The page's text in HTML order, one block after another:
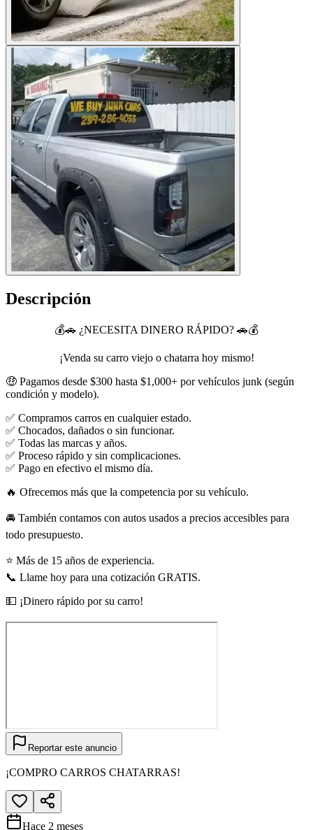
Descripción
💰🚗 ¿NECESITA DINERO RÁPIDO? 🚗💰
¡Venda su carro viejo o chatarra hoy mismo!
🤑 Pagamos desde $300 hasta $1,000+ por vehículos junk (según
condición y modelo).
✅ Compramos carros en cualquier estado.
✅ Chocados, dañados o sin funcionar.
✅ Todas las marcas y años.
✅ Proceso rápido y sin complicaciones.
✅ Pago en efectivo el mismo día.
🔥 Ofrecemos más que la competencia por su vehículo.
🚘 También contamos con autos usados a precios accesibles para
todo presupuesto.
⭐ Más de 15 años de experiencia.
📞 Llame hoy para una cotización GRATIS.
💵 ¡Dinero rápido por su carro!
Reportar este anuncio
¡COMPRO CARROS CHATARRAS!
Hace 2 meses